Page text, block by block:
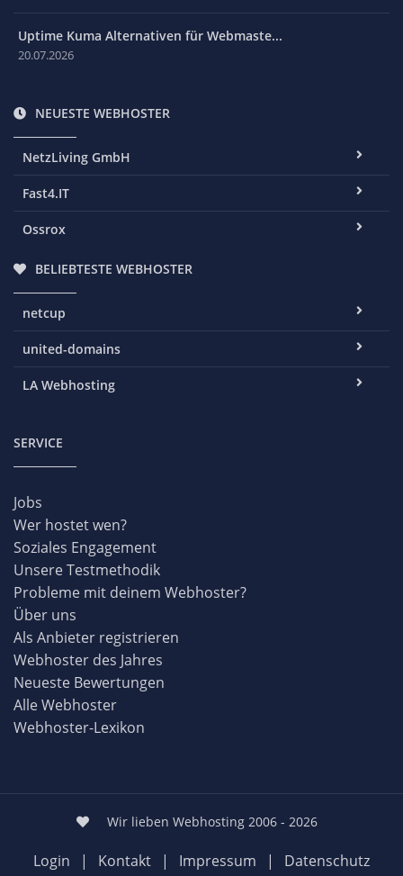
Uptime Kuma Alternativen für Webmaste...
20.07.2026
NEUESTE WEBHOSTER
NetzLiving GmbH
Fast4.IT
Ossrox
BELIEBTESTE WEBHOSTER
netcup
united-domains
LA Webhosting
SERVICE
Jobs
Wer hostet wen?
Soziales Engagement
Unsere Testmethodik
Probleme mit deinem Webhoster?
Über uns
Als Anbieter registrieren
Webhoster des Jahres
Neueste Bewertungen
Alle Webhoster
Webhoster-Lexikon
Wir lieben Webhosting 2006 - 2026
Login | Kontakt | Impressum |
Datenschutz